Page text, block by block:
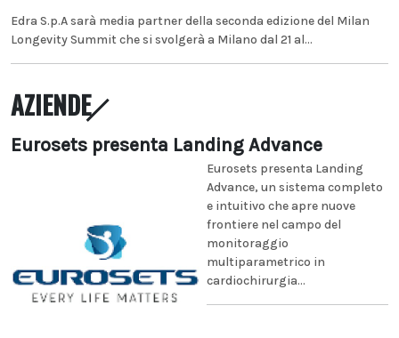
Edra S.p.A sarà media partner della seconda edizione del Milan
Longevity Summit che si svolgerà a Milano dal 21 al...
AZIENDE
Eurosets presenta Landing Advance
Eurosets presenta Landing
Advance, un sistema completo
e intuitivo che apre nuove
frontiere nel campo del
monitoraggio
multiparametrico in
cardiochirurgia...